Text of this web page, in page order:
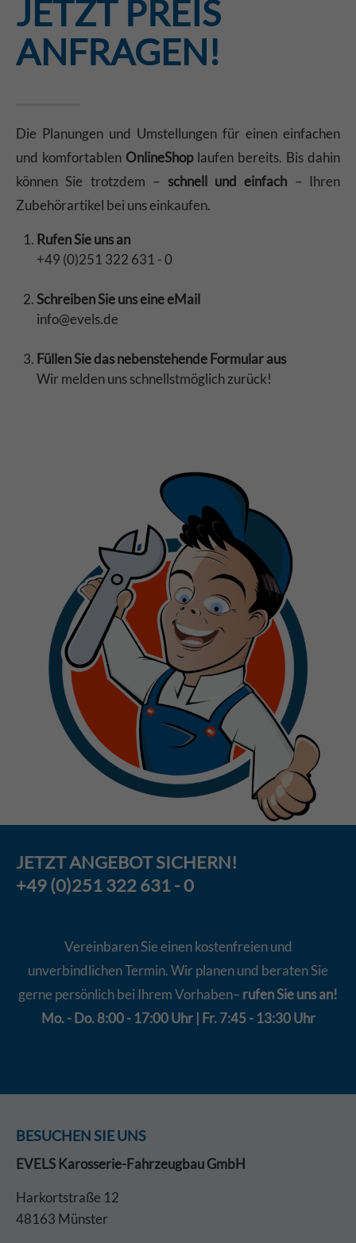
JETZT PREIS
ANFRAGEN!
Die Planungen und Umstellungen für einen einfachen
und komfortablen OnlineShoplaufen bereits. Bis dahin
können Sie trotzdem – schnell und einfach – Ihren
Zubehörartikel bei uns einkaufen.
Rufen Sie uns an
+49 (0)251 322 631 - 0
Schreiben Sie uns eine eMail
info@evels.de
Füllen Sie das nebenstehende Formular aus
Wir melden uns schnellstmöglich zurück!
JETZTANGEBOTSICHERN!
+49 (0)251 322 631 - 0
Vereinbaren Sie einen kostenfreien und
unverbindlichen Termin. Wir planen und beraten Sie
gerne persönlich bei Ihrem Vorhaben– rufen Sie uns an!
Mo. - Do. 8:00 - 17:00 Uhr | Fr. 7:45 - 13:30 Uhr
BESUCHEN SIE UNS
EVELS Karosserie-Fahrzeugbau GmbH
Harkortstraße 12
48163 Münster